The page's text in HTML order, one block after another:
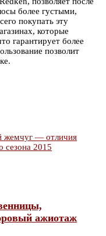
более густыми,
покупать эту
которые
гарантирует более
позволит
жемчуг — отличия
сезона 2015
ажиотаж